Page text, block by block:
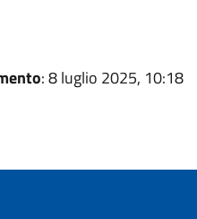
: 8 luglio 2025, 10:18